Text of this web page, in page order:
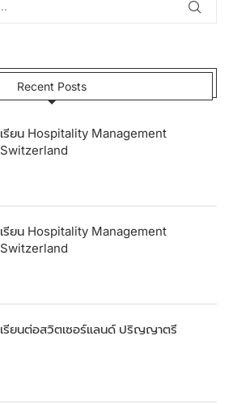
Recent Posts
เรียน Hospitality Management
Switzerland
เรียน Hospitality Management
Switzerland
เรียนต่อสวิตเซอร์แลนด์ ปริญญาตรี